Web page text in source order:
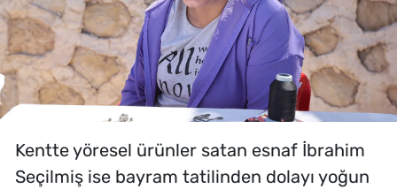
Kentte yöresel ürünler satan esnaf İbrahim
Seçilmiş ise bayram tatilinden dolayı yoğun